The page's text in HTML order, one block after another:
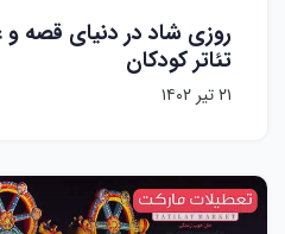
روزی شاد در دنیای قصه و
تئاتر کودکان
۲۱ تیر ۱۴۰۲